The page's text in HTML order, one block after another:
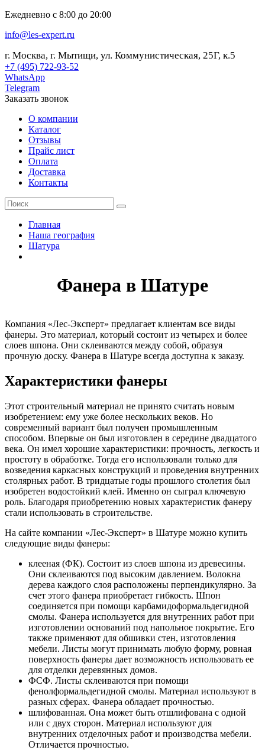
Ежедневно с 8:00 до 20:00
info@les-expert.ru
г. Москва, г. Мытищи, ул. Коммунистическая, 25Г, к.5
+7 (495) 722-93-52
WhatsApp
Telegram
Заказать звонок
О компании
Каталог
Отзывы
Прайс лист
Оплата
Доставка
Контакты
Главная
Наша география
Шатура
Фанера в Шатуре
Компания «Лес-Эксперт» предлагает клиентам все виды
фанеры. Это материал, который состоит из четырех и более
слоев шпона. Они склеиваются между собой, образуя
прочную доску. Фанера в Шатуре всегда доступна к заказу.
Характеристики фанеры
Этот строительный материал не принято считать новым
изобретением: ему уже более нескольких веков. Но
современный вариант был получен промышленным
способом. Впервые он был изготовлен в середине двадцатого
века. Он имел хорошие характеристики: прочность, легкость и
простоту в обработке. Тогда его использовали только для
возведения каркасных конструкций и проведения внутренних
столярных работ. В тридцатые годы прошлого столетия был
изобретен водостойкий клей. Именно он сыграл ключевую
роль. Благодаря приобретению новых характеристик фанеру
стали использовать в строительстве.
На сайте компании «Лес-Эксперт» в Шатуре можно купить
следующие виды фанеры:
клееная (ФК). Состоит из слоев шпона из древесины.
Они склеиваются под высоким давлением. Волокна
дерева каждого слоя расположены перпендикулярно. За
счет этого фанера приобретает гибкость. Шпон
соединяется при помощи карбамидоформальдегидной
смолы. Фанера используется для внутренних работ при
изготовлении оснований под напольное покрытие. Его
также применяют для обшивки стен, изготовления
мебели. Листы могут принимать любую форму, ровная
поверхность фанеры дает возможность использовать ее
для отделки деревянных домов.
ФСФ. Листы склеиваются при помощи
фенолформальдегидной смолы. Материал используют в
разных сферах. Фанера обладает прочностью.
шлифованная. Она может быть отшлифована с одной
или с двух сторон. Материал используют для
внутренних отделочных работ и производства мебели.
Отличается прочностью.